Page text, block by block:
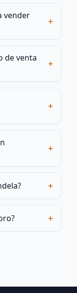
vender
+
de venta
+
+
+
+
+